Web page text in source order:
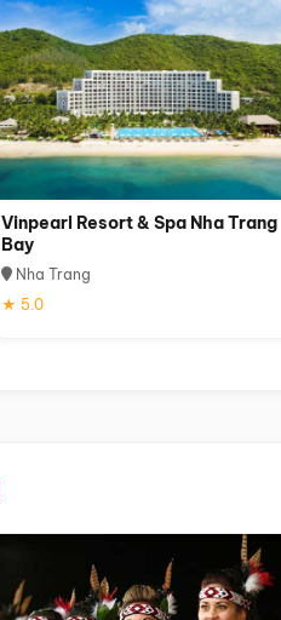
Vinpearl Resort & Spa Nha Trang
Bay
Nha Trang
★ 5.0